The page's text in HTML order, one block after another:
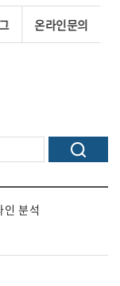
온라인문의
분석